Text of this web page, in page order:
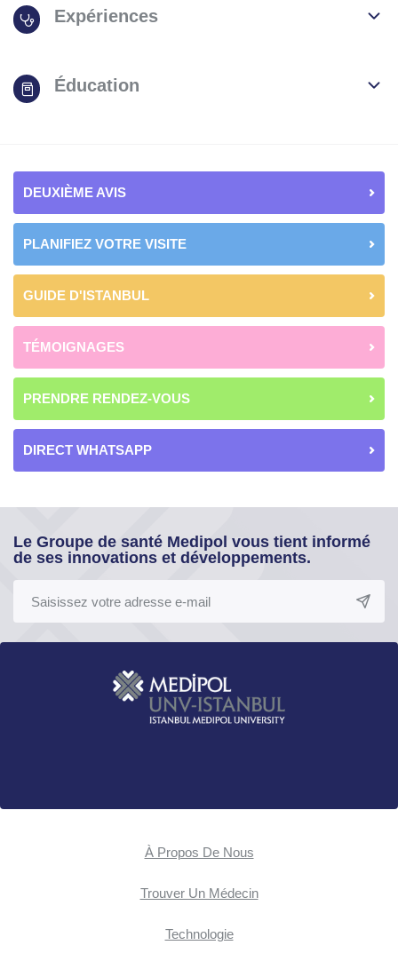
Expériences
Éducation
DEUXIÈME AVIS
PLANIFIEZ VOTRE VISITE
GUIDE D'ISTANBUL
TÉMOIGNAGES
PRENDRE RENDEZ-VOUS
DIRECT WHATSAPP
Le Groupe de santé Medipol vous tient informé
de ses innovations et développements.
À Propos De Nous
Trouver Un Médecin
Technologie